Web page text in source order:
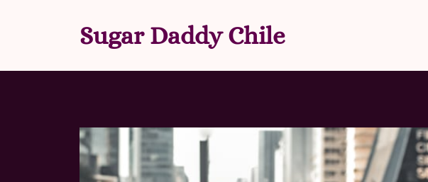
Sugar Daddy Chile